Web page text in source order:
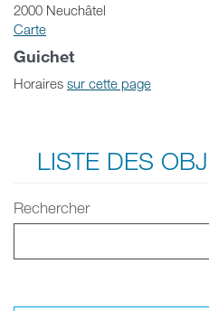
2000 Neuchâtel
Carte
Guichet
Horaires sur cette page
LISTE DES
Rechercher